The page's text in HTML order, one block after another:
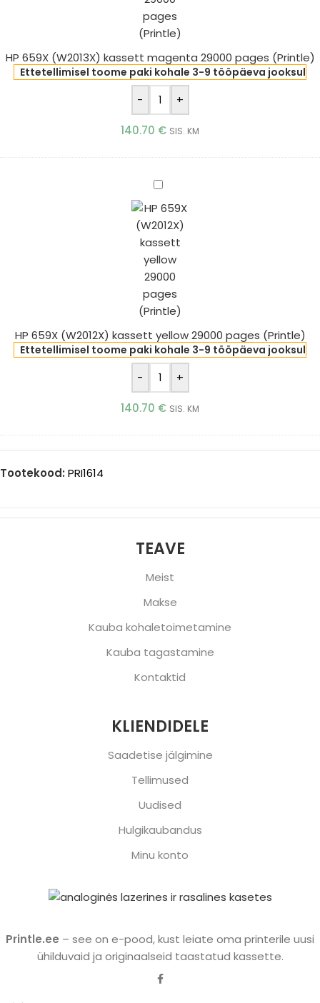
(Printle)
HP 659X (W2013X) kassett magenta 29000 pages (Printle)
Ettetellimisel toome paki kohale 3-9 tööpäeva jooksul
- +
140.70 € SIS. KM
HP
659X
(W2012X)
kassett
yellow
29000
(Printle)
HP 659X (W2012X) kassett yellow 29000 pages (Printle)
Ettetellimisel toome paki kohale 3-9 tööpäeva jooksul
- +
140.70 € SIS. KM
Tootekood: PRI1614
TEAVE
Meist
Makse
Kauba kohaletoimetamine
Kauba tagastamine
Kontaktid
KLIENDIDELE
Saadetise jälgimine
Tellimused
Uudised
Hulgikaubandus
Minu konto
Printle.ee – see on e-pood, kust leiate oma printerile uusi
ühilduvaid ja originaalseid taastatud kassette.